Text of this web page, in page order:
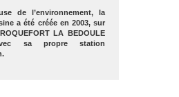
de l’environnement, la
a été créée en 2003, sur
LA BEDOULE
sa propre station